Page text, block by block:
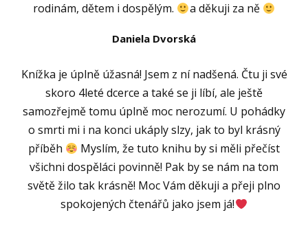
rodinám, dětem i dospělým.
a děkuji za ně
Daniela Dvorská
Knížka je úplně úžasná! Jsem z ní nadšená. Čtu ji své
skoro 4leté dcerce a také se ji líbí, ale ještě
samozřejmě tomu úplně moc nerozumí. U pohádky
o smrti mi i na konci ukáply slzy, jak to byl krásný
příběh
Myslím, že tuto knihu by si měli přečíst
všichni dospěláci povinně! Pak by se nám na tom
světě žilo tak krásně! Moc Vám děkuji a přeji plno
spokojených čtenářů jako jsem já!